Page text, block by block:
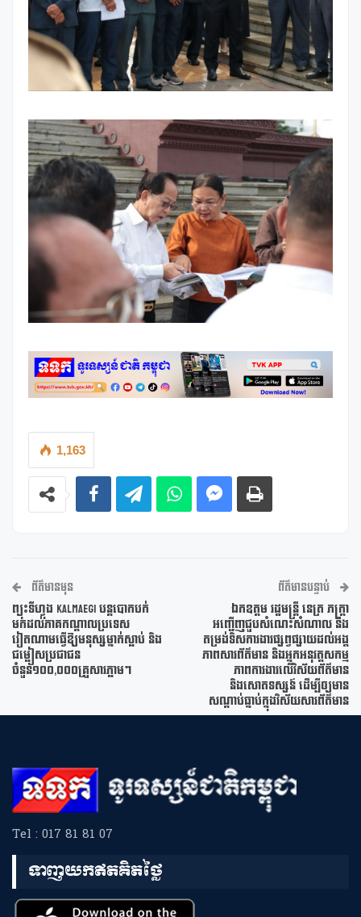
1,163
ព័ត៌មានមុន
ព្យុះទីហ្វុង Kalmaegi បន្តបោកបក់
មកដល់ភាគកណ្តាលប្រទេស
វៀតណាមធ្វើឱ្យមនុស្សម្នាក់ស្លាប់ និង
ជម្លៀសប្រជាជន
ចំនួន១០០,០០០គ្រួសារភ្លាមៗ
ព័ត៌មានបន្ទាប់
ឯកឧត្តម រដ្ឋមន្ត្រី នេត្រ ភក្ត្រា
អញ្ជើញជួបសំណេះសំណាល និង
តម្រង់ទិសការងារផ្សព្វផ្សាយដល់អង្គ
ភាពសារព័ត៌មាន និងអ្នកអនុវត្តសកម្ម
ភាពការងារលើវិស័យព័ត៌មាន
និងសោតទស្សន៍ ដើម្បីឲ្យមាន
សណ្តាប់ធ្នាប់ក្នុងវិស័យសារព័ត៌មាន
Tel : 017 81 81 07
ទាញយកឥតគិតថ្លៃ